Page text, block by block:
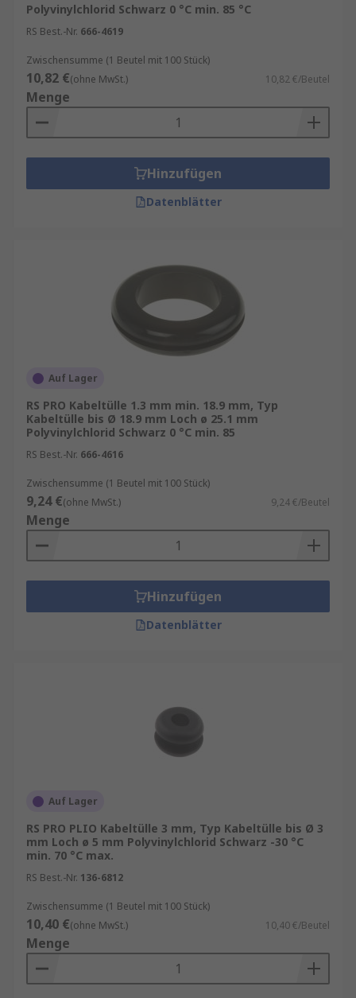
Polyvinylchlorid Schwarz 0 °C min. 85 °C
RS Best.-Nr. 666-4619
Zwischensumme (1 Beutel mit 100 Stück)
10,82 €(ohne MwSt.) 10,82 €/Beutel
Menge
Hinzufügen
Datenblätter
Auf Lager
RS PRO Kabeltülle 1.3 mm min. 18.9 mm, Typ
Kabeltülle bis Ø 18.9 mm Loch ø 25.1 mm
Polyvinylchlorid Schwarz 0 °C min. 85
RS Best.-Nr. 666-4616
Zwischensumme (1 Beutel mit 100 Stück)
9,24 €(ohne MwSt.) 9,24 €/Beutel
Menge
Hinzufügen
Datenblätter
Auf Lager
RS PRO PLIO Kabeltülle 3 mm, Typ Kabeltülle bis Ø 3
mm Loch ø 5 mm Polyvinylchlorid Schwarz -30 °C
min. 70 °C max.
RS Best.-Nr. 136-6812
Zwischensumme (1 Beutel mit 100 Stück)
10,40 €(ohne MwSt.) 10,40 €/Beutel
Menge